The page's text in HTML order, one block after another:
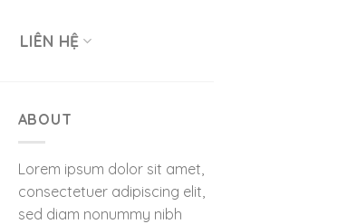
LIÊN HỆ
ABOUT
Lorem ipsum dolor sit amet,
consectetuer adipiscing elit,
sed diam nonummy nibh